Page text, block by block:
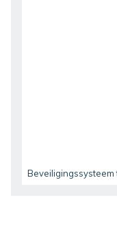
Beveiligingssysteem